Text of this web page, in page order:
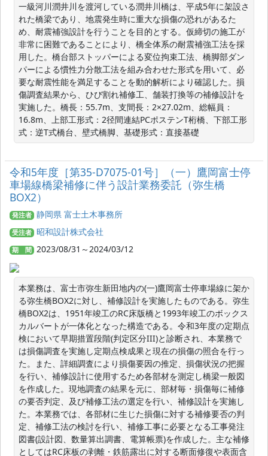
一級河川潤井川を渡河している潤井川橋は、平成5年に架設さ
れた橋梁であり、地震発生時に重大な損傷の恐れがあるた
め、耐震補強設計を行うことを目的とする。仮締切の施工が
非常に困難であることにより、橋全体系の耐震補強工法を採
用した。橋台部ストッパーによる変位拘束工法、橋脚部ダン
パーによる慣性力分散工法を組み合わせた形式を用いて、必
要な耐震性能を満足することを動的解析により確認した。損
傷調査結果から、ひび割れ補修工、舗装打換等の補修設計を
実施した。橋長：55.7m、支間長：2×27.02m、総幅員：
16.8m、上部工形式：2径間連結PCポステンT桁橋、下部工形
式：逆T式橋台、壁式橋脚、基礎形式：直接基礎
令和5年度［第35‐D7075‐01号］（一）鷹岡富士停
車場線橋梁補修に伴う設計業務委託（弥生橋
BOX2）
発注者 静岡県 富士土木事務所
受注者 昭和設計株式会社
期 間 2023/08/31～2024/03/12
本業務は、富士市弥生新田地内の(一)鷹岡富士停車場線に架か
る弥生橋BOX2に対し、補修設計を実施したものである。弥生
橋BOX2は、1951年竣工のRC床版橋と1993年竣工のボックス
カルバートが一体化となった構造である。令和3年度の定期点
検において早期措置段階(判定区分III)と診断され、本業務で
は損傷調査を実施し定期点検成果と現在の損傷の照合を行っ
た。また、詳細調査により損傷要因の推定、損傷状況の把握
を行い、補修設計に使用するため各部材を測定し橋梁一般図
を作成した。現地調査の結果を元に、部材毎・損傷毎に補修
の要否判定、及び補修工法の選定を行い、補修設計を実施し
た。本業務では、各部材に生じた損傷に対する補修要否の判
定、補修工法の検討を行い、補修工事に必要となる工事発注
図書(設計図、数量算出調書、電算帳票)を作成した。主な補修
としてはRC床板の剥離・鉄筋露出に対する断面修復や表面含